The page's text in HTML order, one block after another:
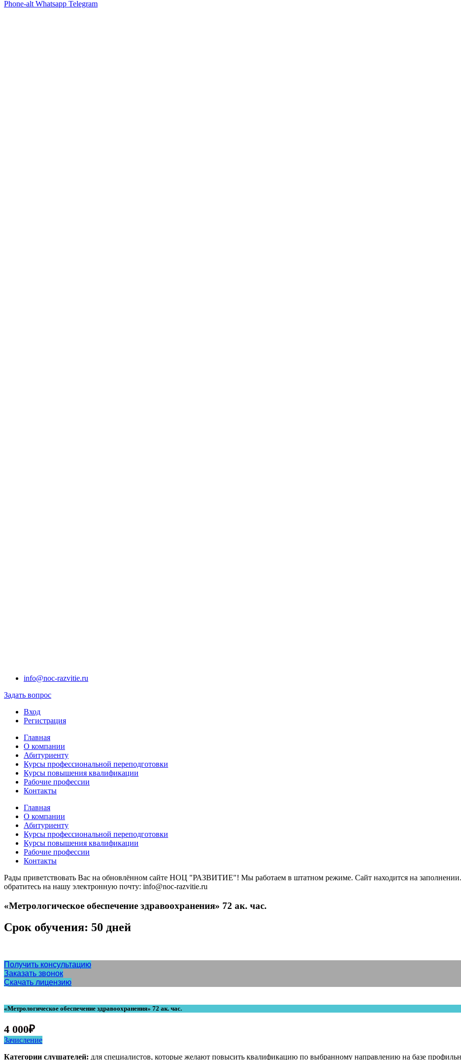
Phone-alt Whatsapp Telegram
info@noc-razvitie.ru
Задать вопрос
Вход
Регистрация
Главная
О компании
Абитуриенту
Курсы профессиональной переподготовки
Курсы повышения квалификации
Рабочие профессии
Контакты
Главная
О компании
Абитуриенту
Курсы профессиональной переподготовки
Курсы повышения квалификации
Рабочие профессии
Контакты
Рады приветствовать Вас на обновлённом сайте НОЦ "РАЗВИТИЕ"! Мы работаем в штатном режиме. Сайт находится на
обратитесь на нашу электронную почту: info@noc-razvitie.ru
«Метрологическое обеспечение здравоохранения» 72 ак. час.
Срок обучения: 50 дней
Получить консультацию
Заказать звонок
Скачать лицензию
«Метрологическое обеспечение здравоохранения» 72 ак. час.
4 000₽
Зачисление
Категории слушателей: для специалистов, которые желают повысить квалификацию по выбранному направлению на базе